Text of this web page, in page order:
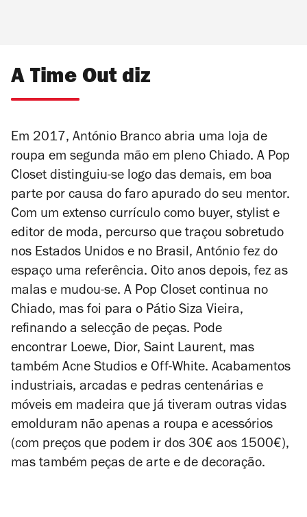
A Time Out diz
Em 2017, António Branco abria uma loja de
roupa em segunda mão em pleno Chiado. A Pop
Closet distinguiu-se logo das demais, em boa
parte por causa do faro apurado do seu mentor.
Com um extenso currículo como buyer, stylist e
editor de moda, percurso que traçou sobretudo
nos Estados Unidos e no Brasil, António fez do
espaço uma referência. Oito anos depois, fez as
malas e mudou-se. A Pop Closet continua no
Chiado, mas foi para o Pátio Siza Vieira,
refinando a selecção de peças. Pode
encontrar Loewe, Dior, Saint Laurent, mas
também Acne Studios e Off-White. Acabamentos
industriais, arcadas e pedras centenárias e
móveis em madeira que já tiveram outras vidas
emolduram não apenas a roupa e acessórios
(com preços que podem ir dos 30€ aos 1500€),
mas também peças de arte e de decoração.